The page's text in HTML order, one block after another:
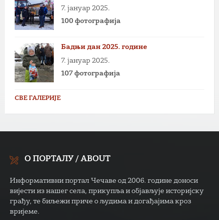
7. јануар 2025.
100 фотографија
Бадњи дан 2025. године
7. јануар 2025.
107 фотографија
СВЕ ГАЛЕРИЈЕ
О ПОРТАЛУ / ABOUT
Информативни портал Чечаве од 2006. године доноси
вијести из нашег села, прикупља и објављује историјску
грађу, те биљежи приче о људима и догађајима кроз
вријеме.